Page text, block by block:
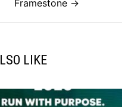
Framestone →
LIKE